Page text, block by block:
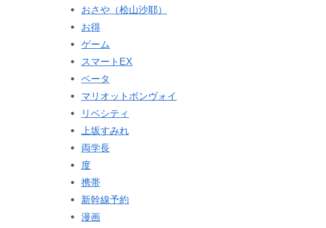
おさや（桧山沙耶）
お得
ゲーム
スマートEX
ベータ
マリオットボンヴォイ
リベシティ
上坂すみれ
両学長
度
携帯
新幹線予約
漫画